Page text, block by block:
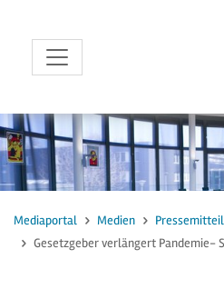
zum Inhalt
Mediaportal Medien
Gesetzgeber verlängert Pandemie-